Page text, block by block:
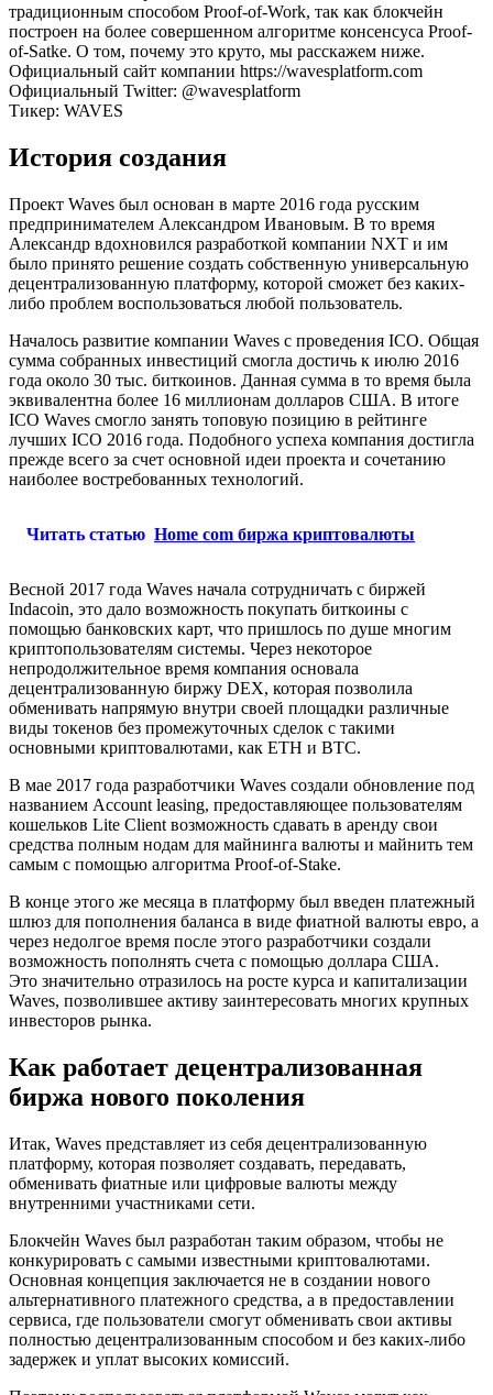
традиционным способом Proof-of-Work, так как блокчейн
построен на более совершенном алгоритме консенсуса Proof-
of-Satke. О том, почему это круто, мы расскажем ниже.
Официальный сайт компании https://wavesplatform.com
Официальный Twitter: @wavesplatform
Тикер: WAVES
История создания
Проект Waves был основан в марте 2016 года русским
предпринимателем Александром Ивановым. В то время
Александр вдохновился разработкой компании NXT и им
было принято решение создать собственную универсальную
децентрализованную платформу, которой сможет без каких-
либо проблем воспользоваться любой пользователь.
Началось развитие компании Waves с проведения ICO. Общая
сумма собранных инвестиций смогла достичь к июлю 2016
года около 30 тыс. биткоинов. Данная сумма в то время была
эквивалентна более 16 миллионам долларов США. В итоге
ICO Waves смогло занять топовую позицию в рейтинге
лучших ICO 2016 года. Подобного успеха компания достигла
прежде всего за счет основной идеи проекта и сочетанию
наиболее востребованных технологий.
Читать статью Home com биржа криптовалюты
Весной 2017 года Waves начала сотрудничать с биржей
Indacoin, это дало возможность покупать биткоины с
помощью банковских карт, что пришлось по душе многим
криптопользователям системы. Через некоторое
непродолжительное время компания основала
децентрализованную биржу DEX, которая позволила
обменивать напрямую внутри своей площадки различные
виды токенов без промежуточных сделок с такими
основными криптовалютами, как ETH и BTC.
В мае 2017 года разработчики Waves создали обновление под
названием Account leasing, предоставляющее пользователям
кошельков Lite Client возможность сдавать в аренду свои
средства полным нодам для майнинга валюты и майнить тем
самым с помощью алгоритма Proof-of-Stake.
В конце этого же месяца в платформу был введен платежный
шлюз для пополнения баланса в виде фиатной валюты евро, а
через недолгое время после этого разработчики создали
возможность пополнять счета с помощью доллара США.
Это значительно отразилось на росте курса и капитализации
Waves, позволившее активу заинтересовать многих крупных
инвесторов рынка.
Как работает децентрализованная
биржа нового поколения
Итак, Waves представляет из себя децентрализованную
платформу, которая позволяет создавать, передавать,
обменивать фиатные или цифровые валюты между
внутренними участниками сети.
Блокчейн Waves был разработан таким образом, чтобы не
конкурировать с самыми известными криптовалютами.
Основная концепция заключается не в создании нового
альтернативного платежного средства, а в предоставлении
сервиса, где пользователи смогут обменивать свои активы
полностью децентрализованным способом и без каких-либо
задержек и уплат высоких комиссий.